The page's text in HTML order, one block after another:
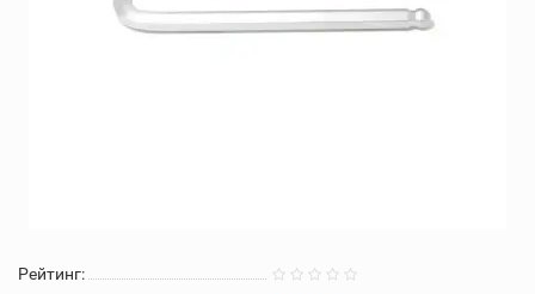
Рейтинг: